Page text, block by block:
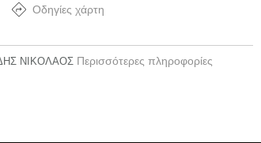
Οδηγίες χάρτη
ΝΙΚΟΛΑΟΣ Περισσότερες πληροφορίες